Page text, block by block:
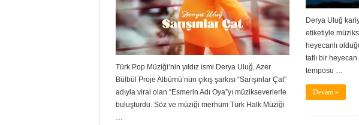
Derya Uluğ
etiketiyle
heyecanlı
tatlı bir
temposu …
Devam »
Türk Pop Müziği’nin yıldız ismi Derya Uluğ, Azer
Bülbül Proje Albümü’nün çıkış şarkısı “Sarışınlar Çat”
adıyla viral olan “Esmerin Adı Oya”yı müzikseverlerle
buluşturdu. Söz ve müziği merhum Türk Halk Müziği
…